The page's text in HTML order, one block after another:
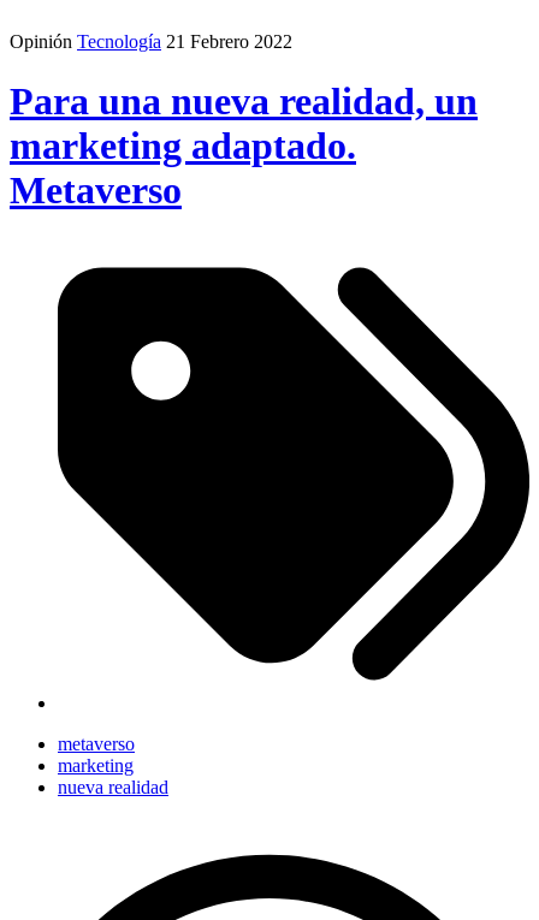
Opinión Tecnología 21 Febrero 2022
Para una nueva realidad, un
marketing adaptado.
Metaverso
metaverso
marketing
nueva realidad